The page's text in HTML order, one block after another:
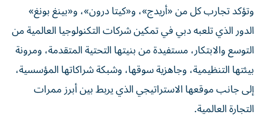
وتؤكد تجارب كل من «أريدج»، و«كيتا درون»، و«بينغ بونغ»
الدور الذي تلعبه دبي في تمكين شركات التكنولوجيا العالمية من
التوسع والابتكار، مستفيدة من بنيتها التحتية المتقدمة، ومرونة
بيئتها التنظيمية، وجاهزية سوقها، وشبكة شراكاتها المؤسسية،
إلى جانب موقعها الاستراتيجي الذي يربط بين أبرز ممرات
التجارة العالمية.